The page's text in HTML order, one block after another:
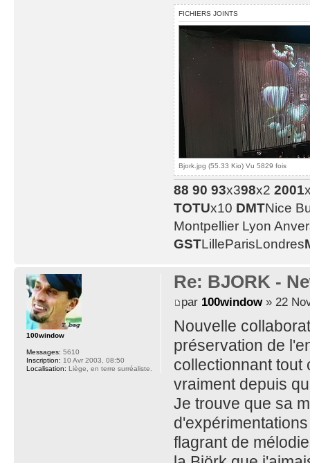
FICHIERS JOINTS
Bjork.jpg (55.33 Kio) Vu 5829 fois
88 90 93x398x2 2001
TOTUx10 DMTNice
Montpellier Lyon
GSTLilleParisLondres
Re: BJORK -
par 100window» 22
Nouvelle
préservation de
collectionnant tout
vraiment depuis
Je trouve que sa
flagrant de
100window
Messages: 5610
Inscription: 10 Avr 2003, 08:50
Localisation: Liège, en terre surréaliste.